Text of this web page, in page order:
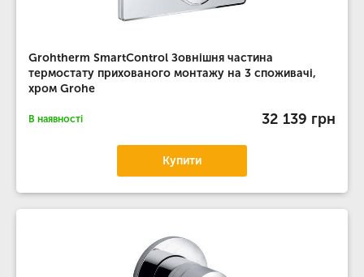
Grohtherm SmartControl Зовнішня частина
термостату прихованого монтажу на 3 споживачі,
хром Grohe
В наявності 32 139 грн
Купити